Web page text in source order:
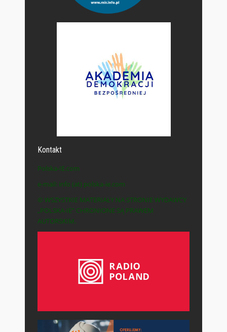
Kontakt
Polska-IE.com
e-mail: info (at) polska-ie.com
© WSZYSTKIE MATERIAŁY NA STRONIE WYDAWCY
„POLSKA-IE” CHRONIONE SĄ PRAWEM
AUTORSKIM.